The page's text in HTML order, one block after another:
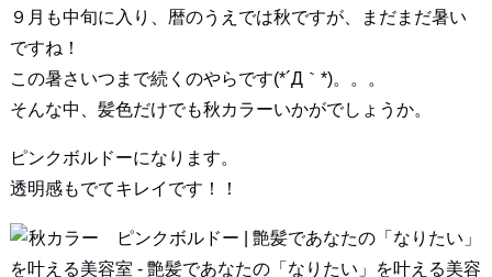
９月も中旬に入り、暦のうえでは秋ですが、まだまだ暑い
ですね！
この暑さいつまで続くのやらです(*´Д｀*)。。。
そんな中、髪色だけでも秋カラーいかがでしょうか。
ピンクボルドーになります。
透明感もでてキレイです！！